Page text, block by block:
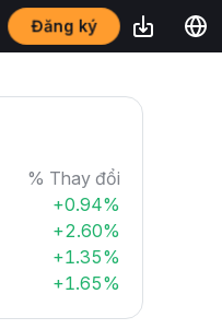
Đăng ký
% Thay đổi
+0.94%
+2.60%
+1.35%
+1.65%